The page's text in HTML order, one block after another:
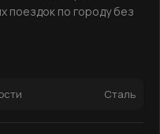
поездок по городу без
Сталь